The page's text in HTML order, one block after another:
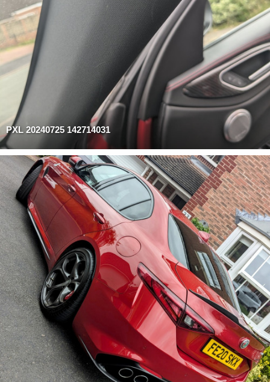
PXL 20240725 142714031